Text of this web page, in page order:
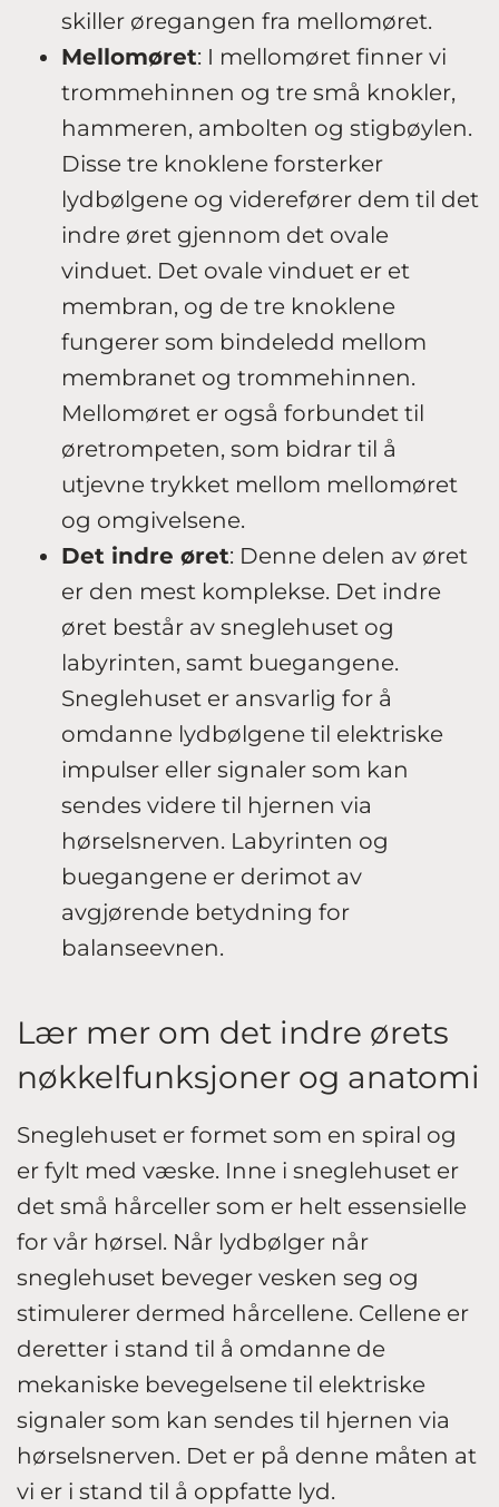
skiller øregangen fra mellomøret.
Mellomøret: I mellomøret finner vi
trommehinnen og tre små knokler,
hammeren, ambolten og stigbøylen.
Disse tre knoklene forsterker
lydbølgene og viderefører dem til det
indre øret gjennom det ovale
vinduet. Det ovale vinduet er et
membran, og de tre knoklene
fungerer som bindeledd mellom
membranet og trommehinnen.
Mellomøret er også forbundet til
øretrompeten, som bidrar til å
utjevne trykket mellom mellomøret
og omgivelsene.
Det indre øret: Denne delen av øret
er den mest komplekse. Det indre
øret består av sneglehuset og
labyrinten, samt buegangene.
Sneglehuset er ansvarlig for å
omdanne lydbølgene til elektriske
impulser eller signaler som kan
sendes videre til hjernen via
hørselsnerven. Labyrinten og
buegangene er derimot av
avgjørende betydning for
balanseevnen.
Lær mer om det indre ørets
nøkkelfunksjoner og anatomi
Sneglehuset er formet som en spiral og
er fylt med væske. Inne i sneglehuset er
det små hårceller som er helt essensielle
for vår hørsel. Når lydbølger når
sneglehuset beveger vesken seg og
stimulerer dermed hårcellene. Cellene er
deretter i stand til å omdanne de
mekaniske bevegelsene til elektriske
signaler som kan sendes til hjernen via
hørselsnerven. Det er på denne måten at
vi er i stand til å oppfatte lyd.